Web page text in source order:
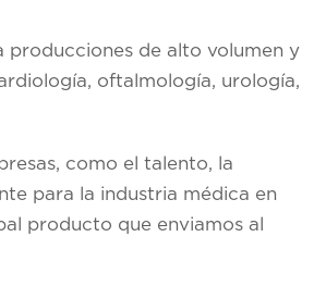
producciones de alto volumen y
oftalmología, urología,
como el talento, la
para la industria médica en
producto que enviamos al